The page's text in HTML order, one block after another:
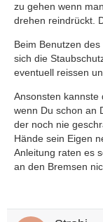
zu gehen wenn
drehen reindrückt.
Beim Benutzen
sich die
eventuell reissen
Ansonsten kannste
wenn Du schon an
der noch nie
Hände sein Eigen
Anleitung raten es
an den Bremsen